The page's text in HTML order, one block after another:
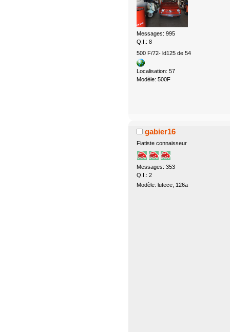
Messages: 995
Q.I.: 8
500 F/72- ld125 de 54
Localisation: 57
Modèle: 500F
gabier16
Fiatiste connaisseur
Messages: 353
Q.I.: 2
Modèle: lutece, 126a